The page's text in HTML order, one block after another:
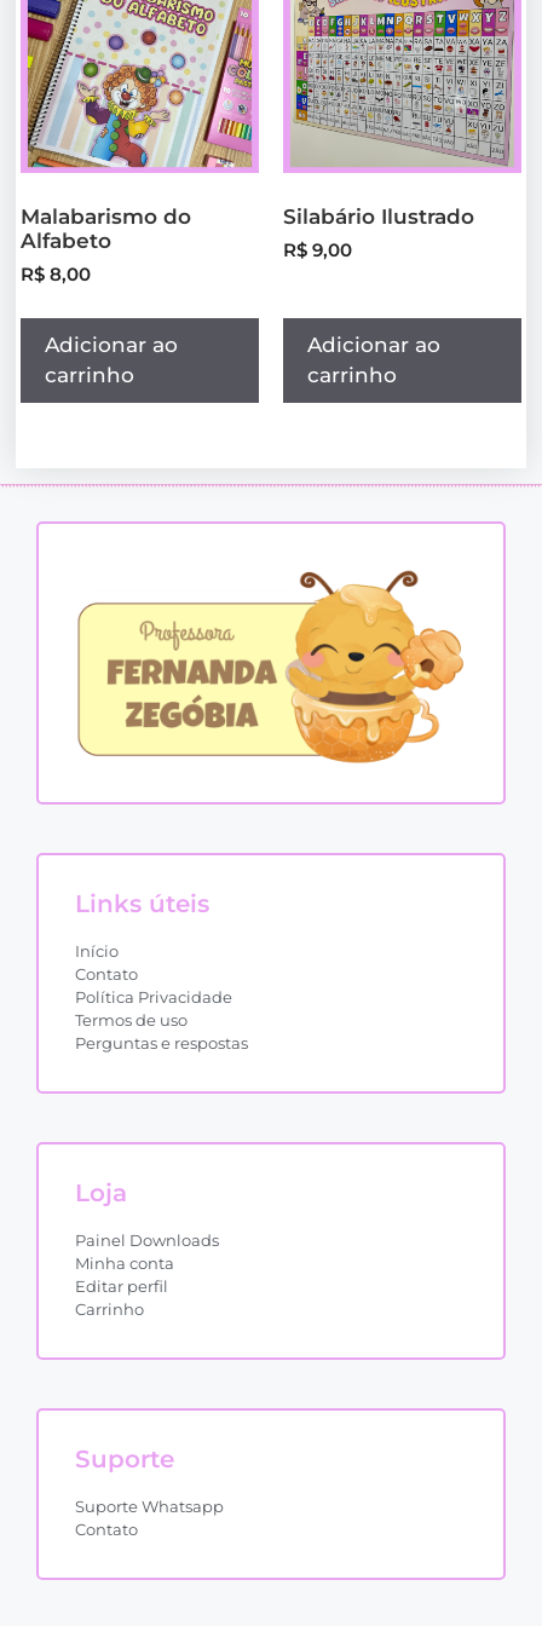
Malabarismo do
Alfabeto
R$ 8,00
Adicionar ao
carrinho
Silabário Ilustrado
R$ 9,00
Adicionar ao
carrinho
Links úteis
Início
Contato
Política Privacidade
Termos de uso
Perguntas e respostas
Loja
Painel Downloads
Minha conta
Editar perfil
Carrinho
Suporte
Suporte Whatsapp
Contato